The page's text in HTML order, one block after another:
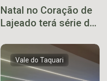
Natal no Coração de
Lajeado terá série de
fim de semana
Vale do Taquari